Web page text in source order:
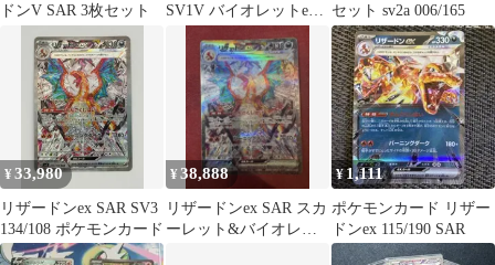
ドンV SAR 3枚セット
SV1V バイオレットex
セット sv2a 006/165
¥33,980
リザードンex SAR SV3
134/108 ポケモンカード
¥38,888
リザードンex SAR スカ
ーレット&バイオレッ
¥1,111
ポケモンカード リザー
ドンex 115/190 SAR